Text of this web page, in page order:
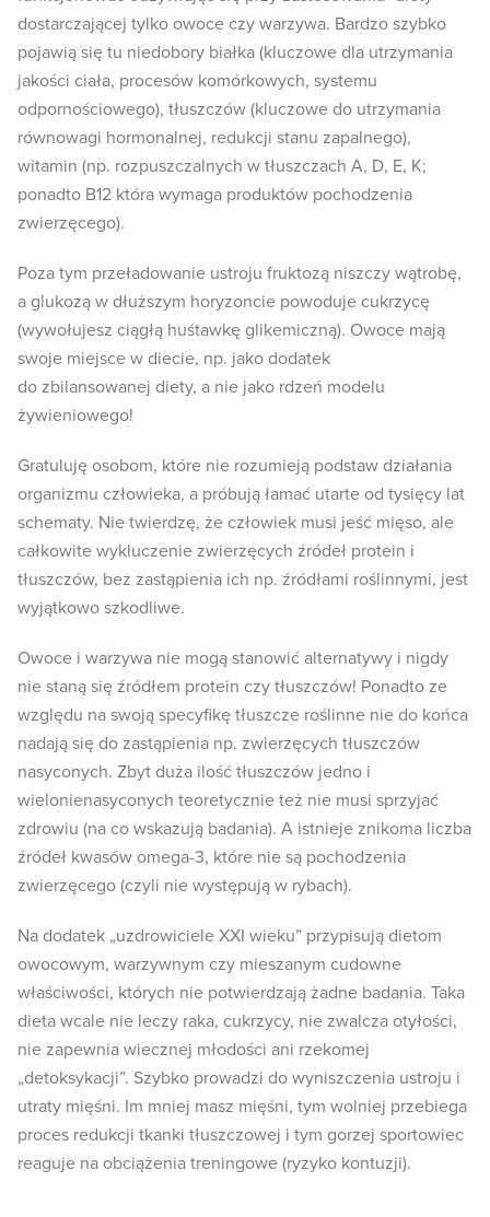
dostarczającej tylko owoce czy warzywa. Bardzo szybko
pojawią się tu niedobory białka (kluczowe dla utrzymania
jakości ciała, procesów komórkowych, systemu
odpornościowego), tłuszczów (kluczowe do utrzymania
równowagi hormonalnej, redukcji stanu zapalnego),
witamin (np. rozpuszczalnych w tłuszczach A, D, E, K;
ponadto B12 która wymaga produktów pochodzenia
zwierzęcego).
Poza tym przeładowanie ustroju fruktozą niszczy wątrobę,
a glukozą w dłuższym horyzoncie powoduje cukrzycę
(wywołujesz ciągłą huśtawkę glikemiczną). Owoce mają
swoje miejsce w diecie, np. jako dodatek
do zbilansowanej diety, a nie jako rdzeń modelu
żywieniowego!
Gratuluję osobom, które nie rozumieją podstaw działania
organizmu człowieka, a próbują łamać utarte od tysięcy lat
schematy. Nie twierdzę, że człowiek musi jeść mięso, ale
całkowite wykluczenie zwierzęcych źródeł protein i
tłuszczów, bez zastąpienia ich np. źródłami roślinnymi, jest
wyjątkowo szkodliwe.
Owoce i warzywa nie mogą stanowić alternatywy i nigdy
nie staną się źródłem protein czy tłuszczów! Ponadto ze
względu na swoją specyfikę tłuszcze roślinne nie do końca
nadają się do zastąpienia np. zwierzęcych tłuszczów
nasyconych. Zbyt duża ilość tłuszczów jedno i
wielonienasyconych teoretycznie też nie musi sprzyjać
zdrowiu (na co wskazują badania). A istnieje znikoma liczba
źródeł kwasów omega-3, które nie są pochodzenia
zwierzęcego (czyli nie występują w rybach).
Na dodatek „uzdrowiciele XXI wieku” przypisują dietom
owocowym, warzywnym czy mieszanym cudowne
właściwości, których nie potwierdzają żadne badania. Taka
dieta wcale nie leczy raka, cukrzycy, nie zwalcza otyłości,
nie zapewnia wiecznej młodości ani rzekomej
„detoksykacji”. Szybko prowadzi do wyniszczenia ustroju i
utraty mięśni. Im mniej masz mięśni, tym wolniej przebiega
proces redukcji tkanki tłuszczowej i tym gorzej sportowiec
reaguje na obciążenia treningowe (ryzyko kontuzji).